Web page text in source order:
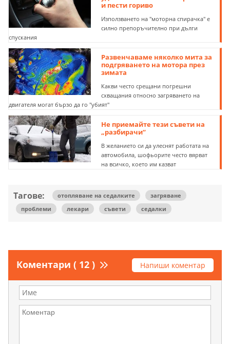
и пести гориво
Използването на "моторна спирачка" е
силно препоръчително при дълги
спускания
Развенчаваме няколко мита за
подгряването на мотора през
зимата
Какви често срещани погрешни
схващания относно загряването на
двигателя могат бързо да го "убият"
Не приемайте тези съвети на
„разбирачи“
В желанието си да улеснят работата на
автомобила, шофьорите често вярват
на всичко, което им казват
Тагове: отопляване на седалките
загряване
проблеми
лекари съвети седалки
Коментари ( 12 ) Напиши коментар